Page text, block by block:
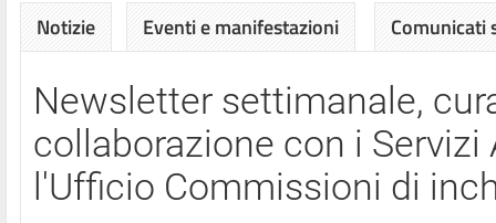
Notizie Eventi e manifestazioni Comunicati
Newsletter settimanale,
collaborazione con i
l'Ufficio Commissioni di